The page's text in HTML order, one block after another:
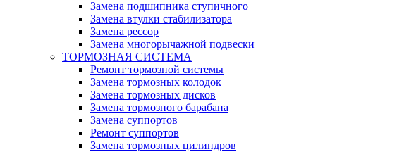
Замена подшипника ступичного
Замена втулки стабилизатора
Замена рессор
Замена многорычажной подвески
ТОРМОЗНАЯ СИСТЕМА
Ремонт тормозной системы
Замена тормозных колодок
Замена тормозных дисков
Замена тормозного барабана
Замена суппортов
Ремонт суппортов
Замена тормозных цилиндров